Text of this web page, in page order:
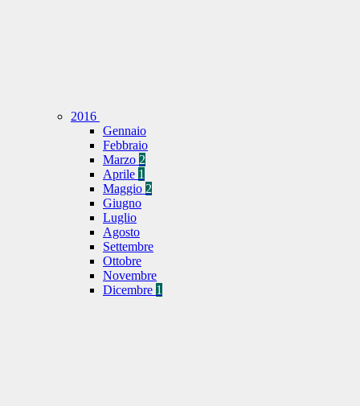
2016
Gennaio
Febbraio
Marzo 2
Aprile 1
Maggio 2
Giugno
Luglio
Agosto
Settembre
Ottobre
Novembre
Dicembre 1